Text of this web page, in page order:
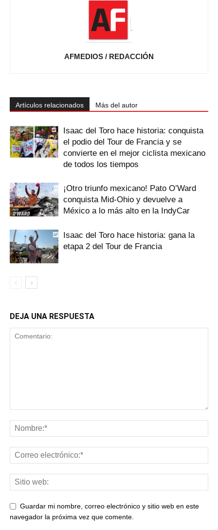
AFMEDIOS / REDACCIÓN
Artículos relacionados Más del autor
Isaac del Toro hace historia: conquista
el podio del Tour de Francia y se
convierte en el mejor ciclista mexicano
de todos los tiempos
¡Otro triunfo mexicano! Pato O’Ward
conquista Mid-Ohio y devuelve a
México a lo más alto en la IndyCar
Isaac del Toro hace historia: gana la
etapa 2 del Tour de Francia
DEJA UNA RESPUESTA
Guardar mi nombre, correo electrónico y sitio web en este
navegador la próxima vez que comente.